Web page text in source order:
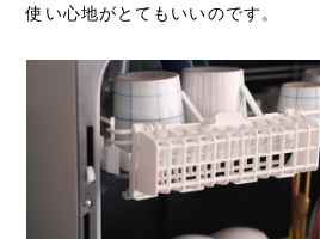
使い心地がとてもいいのです。